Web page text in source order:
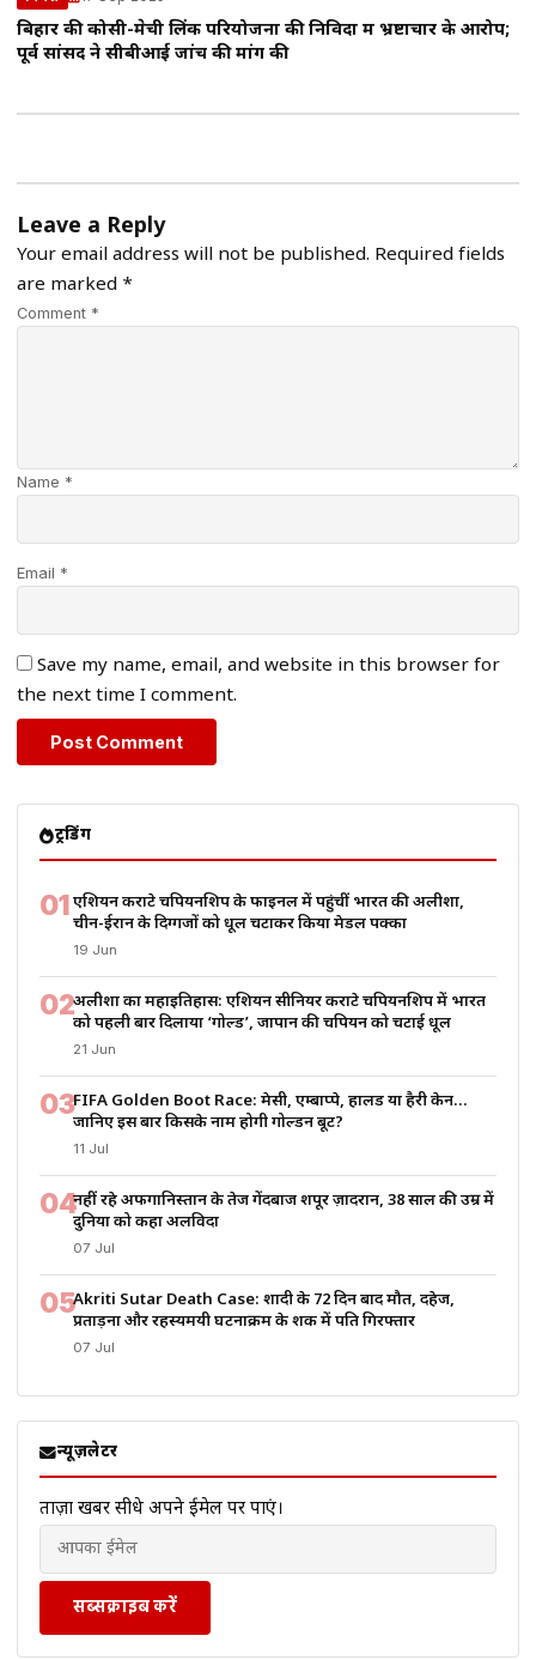
बिहार की कोसी-मेची लिंक परियोजना की निविदा में भ्रष्टाचार के आरोप;
पूर्व सांसद ने सीबीआई जांच की मांग की
Leave a Reply
Your email address will not be published. Required fields
are marked *
Comment *
Name *
Email *
Save my name, email, and website in this browser for
the next time I comment.
ट्रेंडिंग
01एशियन कराटे चैंपियनशिप के फाइनल में पहुंचीं भारत की अलीशा,
चीन-ईरान के दिग्गजों को धूल चटाकर किया मेडल पक्का
19 Jun
02अलीशा का महाइतिहास: एशियन सीनियर कराटे चैंपियनशिप में भारत
को पहली बार दिलाया ‘गोल्ड’, जापान की चैंपियन को चटाई धूल
21 Jun
03FIFA Golden Boot Race: मेसी, एम्बाप्पे, हालैंड या हैरी केन…
जानिए इस बार किसके नाम होगी गोल्डन बूट?
11 Jul
04नहीं रहे अफगानिस्तान के तेज गेंदबाज शपूर ज़ादरान, 38 साल की उम्र में
दुनिया को कहा अलविदा
07 Jul
05Akriti Sutar Death Case: शादी के 72 दिन बाद मौत, दहेज,
प्रताड़ना और रहस्यमयी घटनाक्रम के शक में पति गिरफ्तार
07 Jul
न्यूज़लेटर
ताज़ा खबरें सीधे अपने ईमेल पर पाएं।
सब्सक्राइब करें